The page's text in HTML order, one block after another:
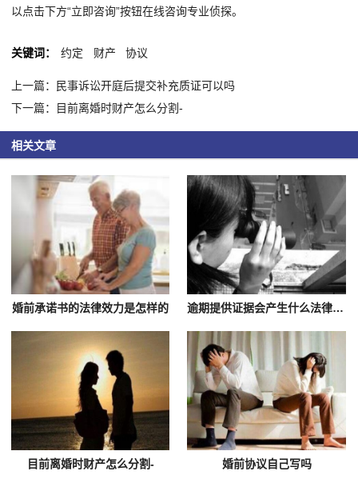
以点击下方“立即咨询”按钮在线咨询专业侦探。
关键词： 约定 财产 协议
上一篇：民事诉讼开庭后提交补充质证可以吗
下一篇：目前离婚时财产怎么分割-
相关文章
婚前承诺书的法律效力是怎样的 逾期提供证据会产生什么法律后果
目前离婚时财产怎么分割- 婚前协议自己写吗